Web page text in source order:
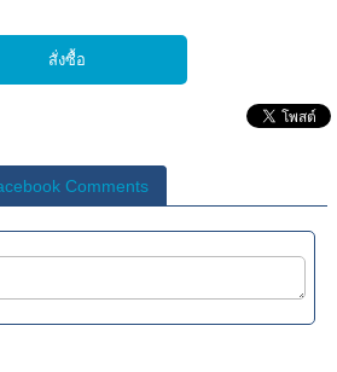
Comments